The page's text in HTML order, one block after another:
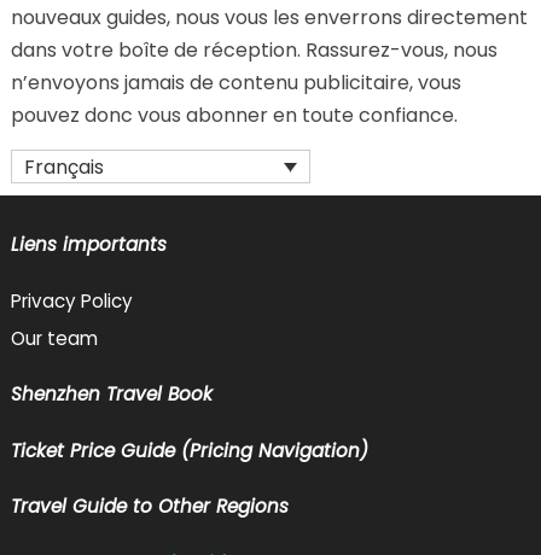
nouveaux guides, nous vous les enverrons directement
dans votre boîte de réception. Rassurez-vous, nous
n’envoyons jamais de contenu publicitaire, vous
pouvez donc vous abonner en toute confiance.
Français
Liens importants
Privacy Policy
Our team
Shenzhen Travel Book
Ticket Price Guide (Pricing Navigation)
Travel Guide to Other Regions